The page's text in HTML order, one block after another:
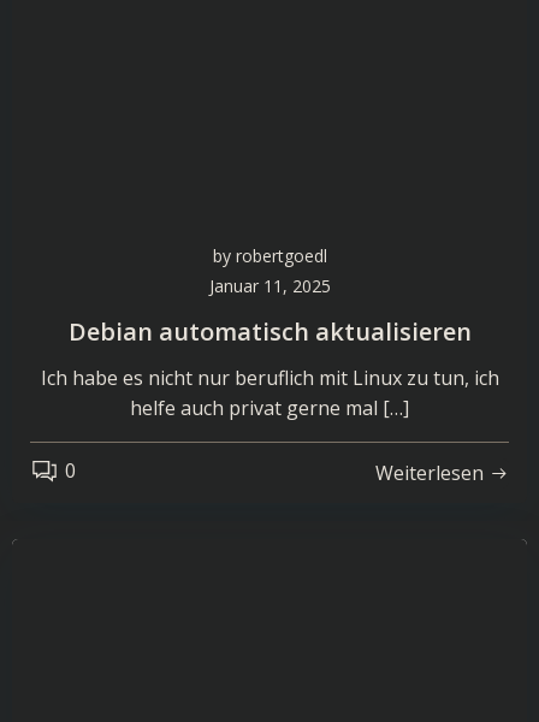
by robertgoedl
Januar 11, 2025
Debian automatisch aktualisieren
Ich habe es nicht nur beruflich mit Linux zu tun, ich
helfe auch privat gerne mal […]
0 Weiterlesen